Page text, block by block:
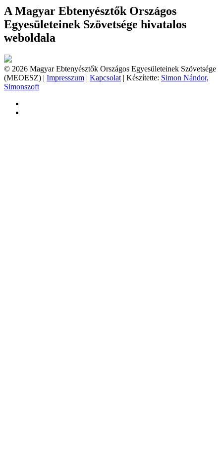
A Magyar Ebtenyésztők Országos
Egyesületeinek Szövetsége hivatalos
weboldala
© 2026 Magyar Ebtenyésztők Országos Egyesületeinek Szövetsége
(MEOESZ) | Impresszum | Kapcsolat | Készítette: Simon Nándor,
Simonszoft